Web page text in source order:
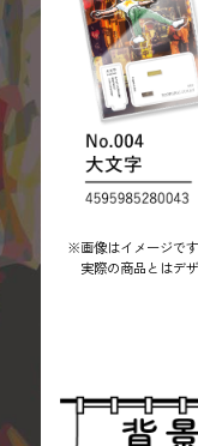
※画像はイメージです
実際の商品とはデ